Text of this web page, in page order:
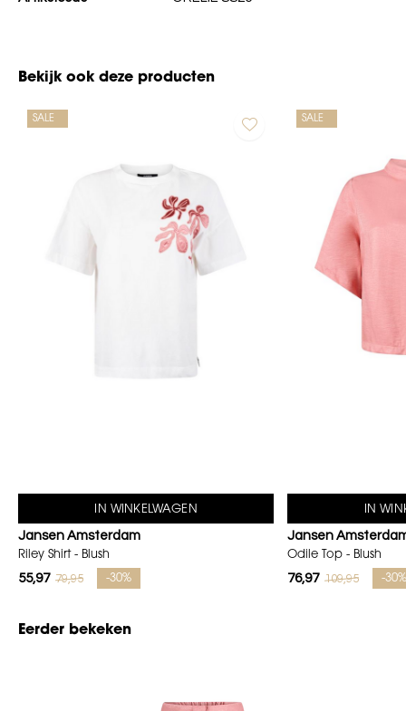
Bekijk ook deze producten
SALE
IN WINKELWAGEN
Jansen Amsterdam
Riley Shirt - Blush
55,97 79,95 -30%
SALE
IN
Jansen
Odile Top - Blush
76,97 109,95 -
Eerder bekeken